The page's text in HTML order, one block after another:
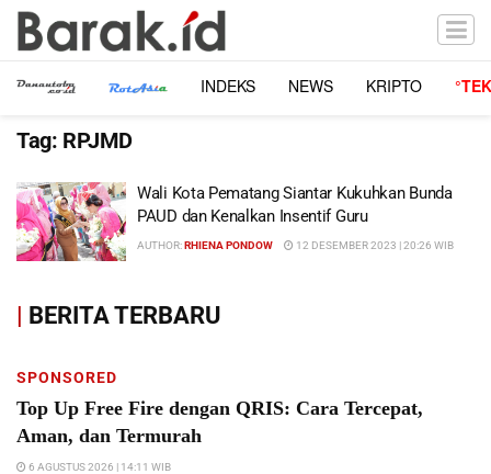
INDEKS NEWS KRIPTO
Tag: RPJMD
Wali Kota Pematang Siantar Kukuhkan Bunda
PAUD dan Kenalkan Insentif Guru
AUTHOR:RHIENA PONDOW 12 DESEMBER 2023 | 20:26 WIB
| BERITA TERBARU
SPONSORED
Top Up Free Fire dengan QRIS: Cara Tercepat,
Aman, dan Termurah
6 AGUSTUS 2026 | 14:11 WIB